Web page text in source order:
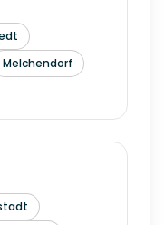
Melchendorf